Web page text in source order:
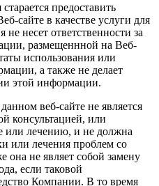
предоставить
сайте в качестве услуги для
несет ответственности за
размещеннной на Веб-
использования или
а также не делает
этой информации.
веб-сайте не является
консультацией, или
или лечению, и не должна
или лечения проблем со
она не являет собой замену
если таковой
Компании. В то время